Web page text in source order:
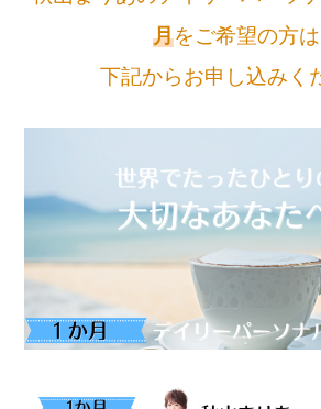
月をご希望の方は
下記からお申し込みく